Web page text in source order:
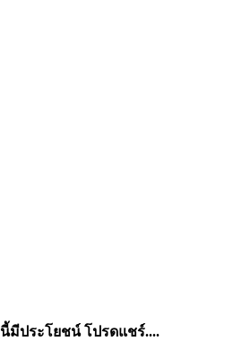
นี้มีประโยชน์ โปรดแชร์....